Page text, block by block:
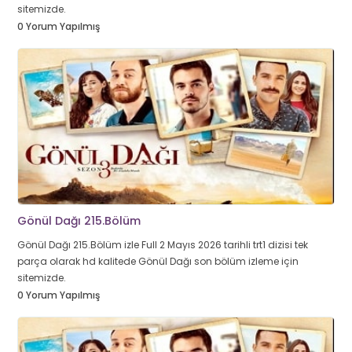
sitemizde.
0 Yorum Yapılmış
Gönül Dağı 215.Bölüm
Gönül Dağı 215.Bölüm izle Full 2 Mayıs 2026 tarihli trt1 dizisi tek
parça olarak hd kalitede Gönül Dağı son bölüm izleme için
sitemizde.
0 Yorum Yapılmış